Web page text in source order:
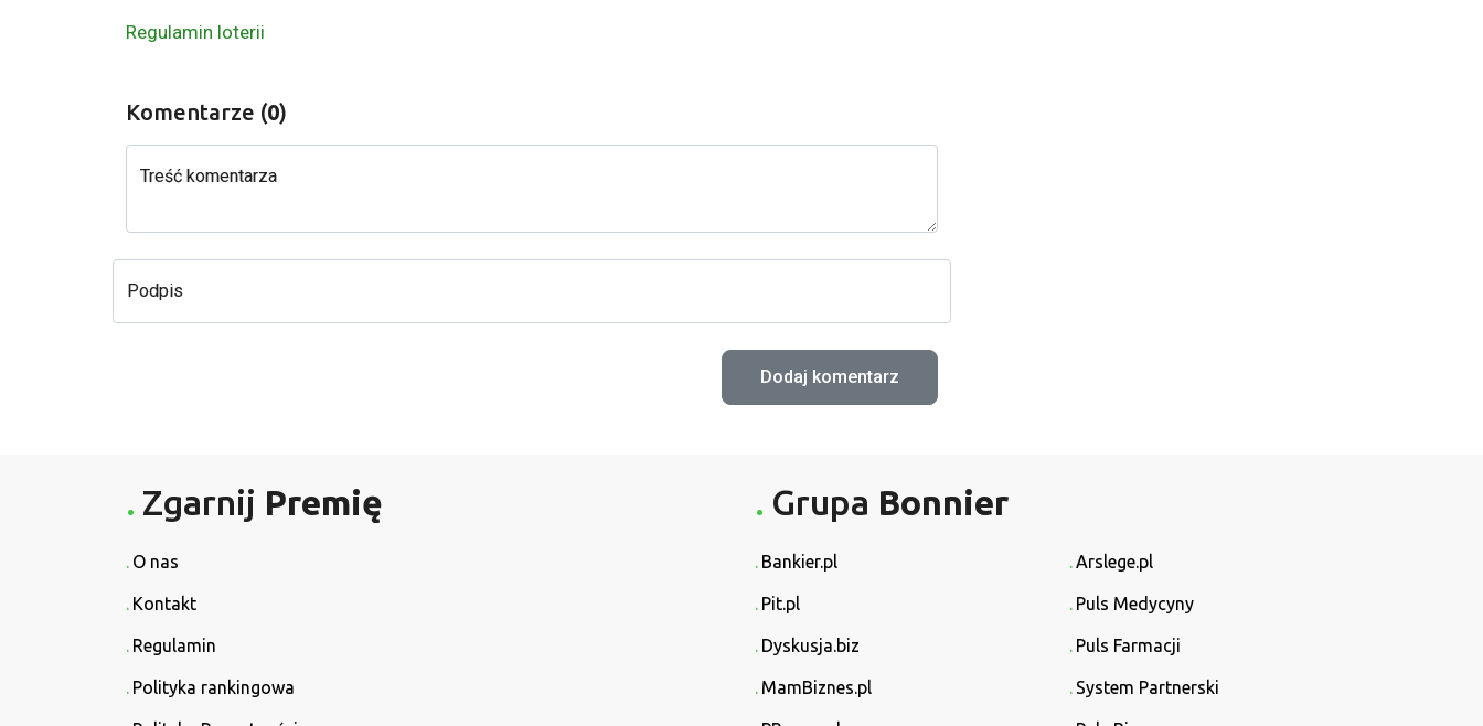
Regulamin loterii
Komentarze (0)
Treść komentarza
Podpis
Zgarnij Premię
O nas
Kontakt
Regulamin
Polityka rankingowa
Grupa Bonnier
Bankier.pl
Pit.pl
Dyskusja.biz
MamBiznes.pl
Arslege.pl
Puls Medycyny
Puls Farmacji
System Partnerski